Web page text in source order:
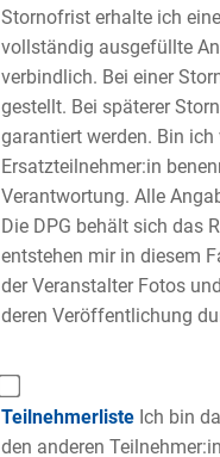
Stornofrist erhalte ich
vollständig ausgefüllte
verbindlich. Bei einer
gestellt. Bei späterer
garantiert werden. Bin
Ersatzteilnehmer:in
Verantwortung. Alle
Die DPG behält sich das
entstehen mir in diesem
der Veranstalter Fotos
deren Veröffentlichung
Teilnehmerliste Ich bin
den anderen